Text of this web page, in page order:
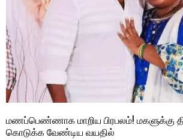
மணப்பெண்ணாக மாறிய பிரபலம்! மகளுக்கு
கொடுக்க வேண்டிய வயதில்